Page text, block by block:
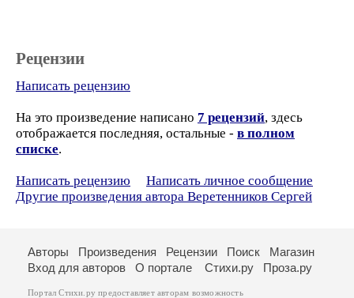
Рецензии
Написать рецензию
На это произведение написано 7 рецензий, здесь
отображается последняя, остальные - в полном
списке.
Написать рецензию
Написать личное сообщение
Другие произведения автора Веретенников Сергей
Авторы Произведения Рецензии Поиск
Магазин
Вход для авторов
О портале Стихи.ру Проза.ру
Портал Стихи.ру предоставляет авторам возможность